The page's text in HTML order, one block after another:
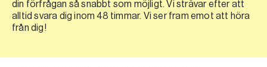
din förfrågan så snabbt som möjligt. Vi strävar efter att
alltid svara dig inom 48 timmar. Vi ser fram emot att höra
från dig!